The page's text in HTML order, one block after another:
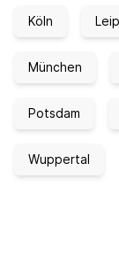
Köln
München
Potsdam
Wuppertal